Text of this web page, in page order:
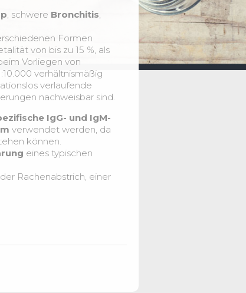
, schwere Bronchitis,
Formen
von bis zu 15 %, als
Vorliegen von
verhältnismäßig
verlaufende
nachweisbar sind.
IgG- und IgM-
verwendet werden, da
können.
eines typischen
Rachenabstrich, einer